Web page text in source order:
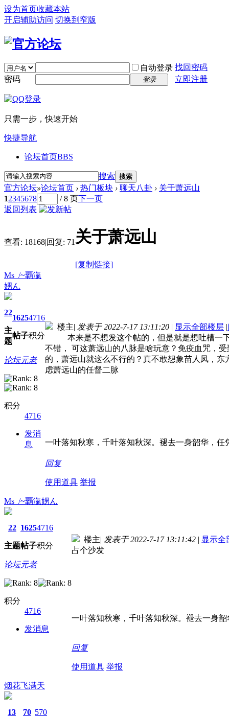
设为首页收藏本站
开启辅助访问 切换到窄版
自动登录 找回密码
密码
登录 立即注册
只需一步，快速开始
快捷导航
论坛首页BBS
搜索 搜索
官方论坛»论坛首页 › 热门板块 › 聊天八卦 › 关于萧远山
12345678 / 8 页下一页
返回列表
查看: 18168|回复: 71 关于萧远山
[复制链接]
Ms_/~覇滊
娚ん
22
主
题
1625
帖子
4716
积分
论坛元老
积分
4716
发消
息
楼主| 发表于 2022-7-17 13:11:20 | 显示全部楼层 |
本来是不想发这个帖的，但是就是想吐槽一下
不错， 可这萧远山的八脉是啥玩意？免疫血咒，
的，萧远山就这么不行的？真不敢想象苗人凤，
虑萧远山的任督二脉
一叶落知秋寒，千叶落知秋深。褪去一身韶华，
回复
使用道具 举报
Ms_/~覇滊娚ん
22
主题
1625
帖子
4716
积分
论坛元老
积分
4716
发消息
楼主| 发表于 2022-7-17 13:11:42 | 显示全
占个沙发
一叶落知秋寒，千叶落知秋深。褪去一身
回复
使用道具 举报
烟花飞满天
13 70 570